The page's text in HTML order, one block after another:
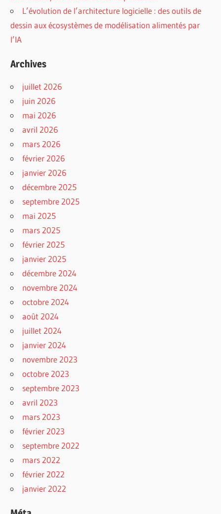
L’évolution de l’architecture logicielle : des outils de
dessin aux écosystèmes de modélisation alimentés par
l’IA
Archives
juillet 2026
juin 2026
mai 2026
avril 2026
mars 2026
février 2026
janvier 2026
décembre 2025
septembre 2025
mai 2025
mars 2025
février 2025
janvier 2025
décembre 2024
novembre 2024
octobre 2024
août 2024
juillet 2024
janvier 2024
novembre 2023
octobre 2023
septembre 2023
avril 2023
mars 2023
février 2023
septembre 2022
mars 2022
février 2022
janvier 2022